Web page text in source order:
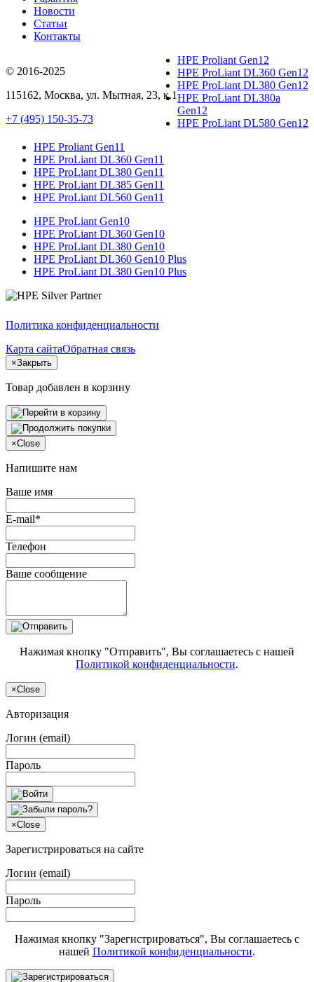
Новости
Статьи
Контакты
© 2016-2025
115162, Москва, ул. Мытная, 23, к.1
+7 (495) 150-35-73
HPE Proliant Gen12
HPE ProLiant DL360 Gen12
HPE ProLiant DL380 Gen12
HPE ProLiant DL380a
Gen12
HPE ProLiant DL580 Gen12
HPE Proliant Gen11
HPE ProLiant DL360 Gen11
HPE ProLiant DL380 Gen11
HPE ProLiant DL385 Gen11
HPE ProLiant DL560 Gen11
HPE ProLiant Gen10
HPE ProLiant DL360 Gen10
HPE ProLiant DL380 Gen10
HPE ProLiant DL360 Gen10 Plus
HPE ProLiant DL380 Gen10 Plus
Политика конфиденциальности
Карта сайтаОбратная связь
×Закрыть
Товар добавлен в корзину
×Close
Напишите нам
Ваше имя
E-mail*
Телефон
Ваше сообщение
Нажимая кнопку "Отправить", Вы соглашаетесь с нашей
Политикой конфиденциальности.
×Close
Авторизация
Логин (email)
Пароль
×Close
Зарегистрироваться на сайте
Логин (email)
Пароль
Нажимая кнопку "Зарегистрироваться", Вы соглашаетесь с
нашей Политикой конфиденциальности.